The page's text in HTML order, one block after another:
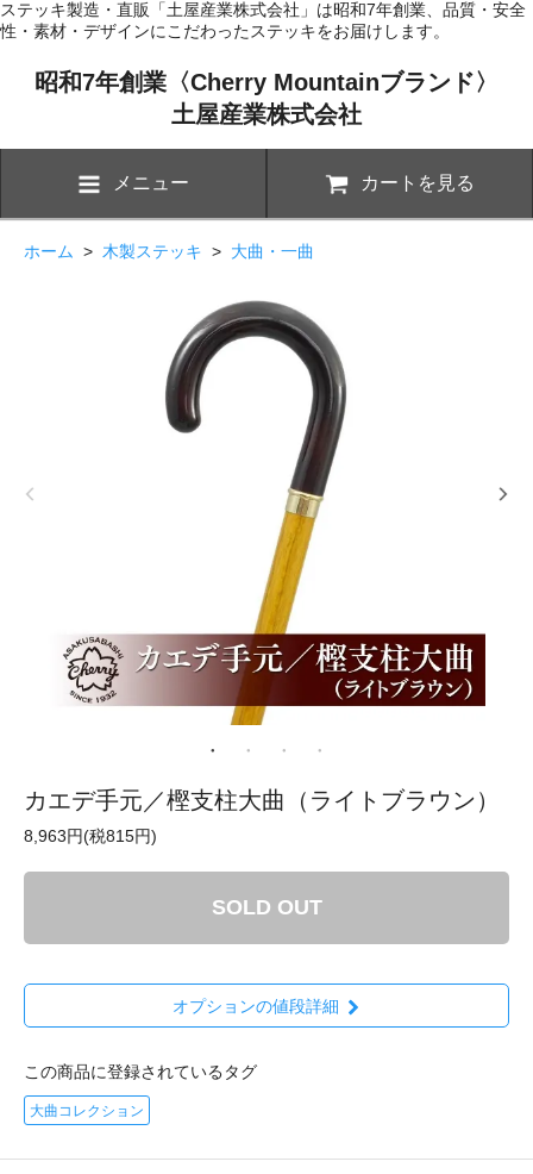
ステッキ製造・直販「土屋産業株式会社」は昭和7年創業、品質・安全
性・素材・デザインにこだわったステッキをお届けします。
昭和7年創業〈Cherry Mountainブランド〉
土屋産業株式会社
メニュー カートを見る
ホーム > 木製ステッキ > 大曲・一曲
カエデ手元／樫支柱大曲（ライトブラウン）
8,963円(税815円)
SOLD OUT
オプションの値段詳細
この商品に登録されているタグ
大曲コレクション